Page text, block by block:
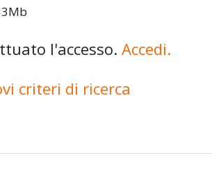
l'accesso. Accedi.
criteri di ricerca